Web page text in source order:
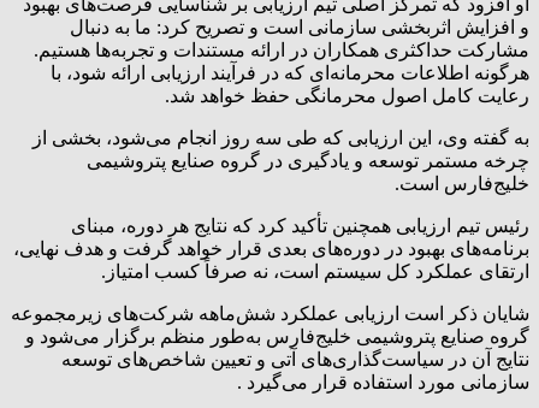
او افزود که تمرکز اصلی تیم ارزیابی بر شناسایی فرصت‌های بهبود
و افزایش اثربخشی سازمانی است و تصریح کرد: ما به دنبال
مشارکت حداکثری همکاران در ارائه مستندات و تجربه‌ها هستیم.
هرگونه اطلاعات محرمانه‌ای که در فرآیند ارزیابی ارائه شود، با
رعایت کامل اصول محرمانگی حفظ خواهد شد.
به گفته وی، این ارزیابی که طی سه روز انجام می‌شود، بخشی از
چرخه مستمر توسعه و یادگیری در گروه صنایع پتروشیمی
خلیج‌فارس است.
رئیس تیم ارزیابی همچنین تأکید کرد که نتایج هر دوره، مبنای
برنامه‌های بهبود در دوره‌های بعدی قرار خواهد گرفت و هدف نهایی،
ارتقای عملکرد کل سیستم است، نه صرفاً کسب امتیاز.
شایان ذکر است ارزیابی عملکرد شش‌ماهه شرکت‌های زیرمجموعه
گروه صنایع پتروشیمی خلیج‌فارس به‌طور منظم برگزار می‌شود و
نتایج آن در سیاست‌گذاری‌های آتی و تعیین شاخص‌های توسعه
سازمانی مورد استفاده قرار می‌گیرد .